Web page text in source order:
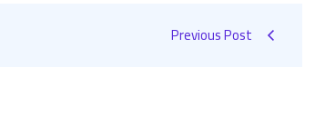
Previous Post